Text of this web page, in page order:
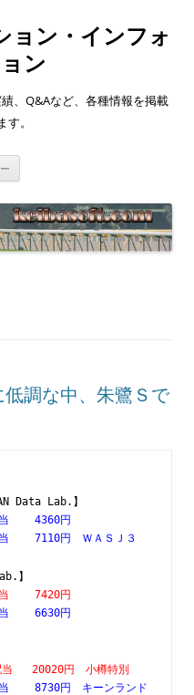
ョン・インフォ
ン
、Q&Aなど、各種情報を掲載
。
ン
ツ
へ
ス
キ
調な中、朱鷺Ｓで
Data Lab.】
11/配当    4360円
7110円　ＷＡＳＪ３
】
14/配当    7420円
13/配当    6630円
20020円　小樽特別
8730円　キーンランド